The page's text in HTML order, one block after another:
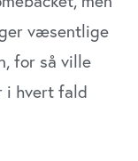
væsentlige
for så ville
i hvert fald